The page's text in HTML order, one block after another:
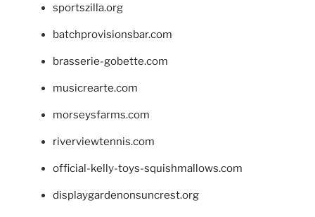
sportszilla.org
batchprovisionsbar.com
brasserie-gobette.com
musicrearte.com
morseysfarms.com
riverviewtennis.com
official-kelly-toys-squishmallows.com
displaygardenonsuncrest.org